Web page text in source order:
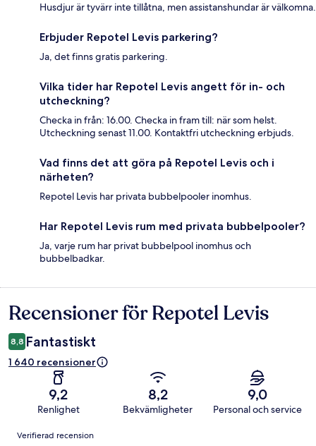
Husdjur är tyvärr inte tillåtna, men assistanshundar är välkomna.
Erbjuder Repotel Levis parkering?
Ja, det finns gratis parkering.
Vilka tider har Repotel Levis angett för in- och
utcheckning?
Checka in från: 16.00. Checka in fram till: när som helst.
Utcheckning senast 11.00. Kontaktfri utcheckning erbjuds.
Vad finns det att göra på Repotel Levis och i
närheten?
Repotel Levis har privata bubbelpooler inomhus.
Har Repotel Levis rum med privata bubbelpooler?
Ja, varje rum har privat bubbelpool inomhus och
bubbelbadkar.
Recensioner
Recensioner för Repotel Levis
8,8 Fantastiskt
1 640 recensioner
9,2
Renlighet
8,2
Bekvämligheter
9,0
Personal och service
Recensioner
Verifierad recension